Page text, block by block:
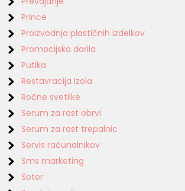
Prince
Proizvodnja plastičnih izdelkov
Promocijska darila
Putika
Restavracija Izola
Ročne svetilke
Serum za rast obrvi
Serum za rast trepalnic
Servis računalnikov
Sms marketing
Šotor